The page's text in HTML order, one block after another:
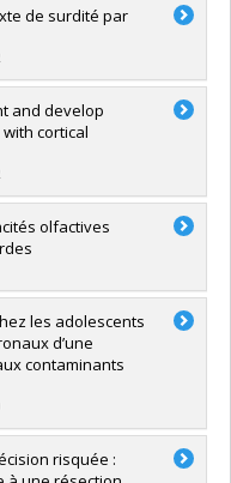
de surdité par
and develop
cortical
olfactives
les adolescents
d’une
contaminants
risquée :